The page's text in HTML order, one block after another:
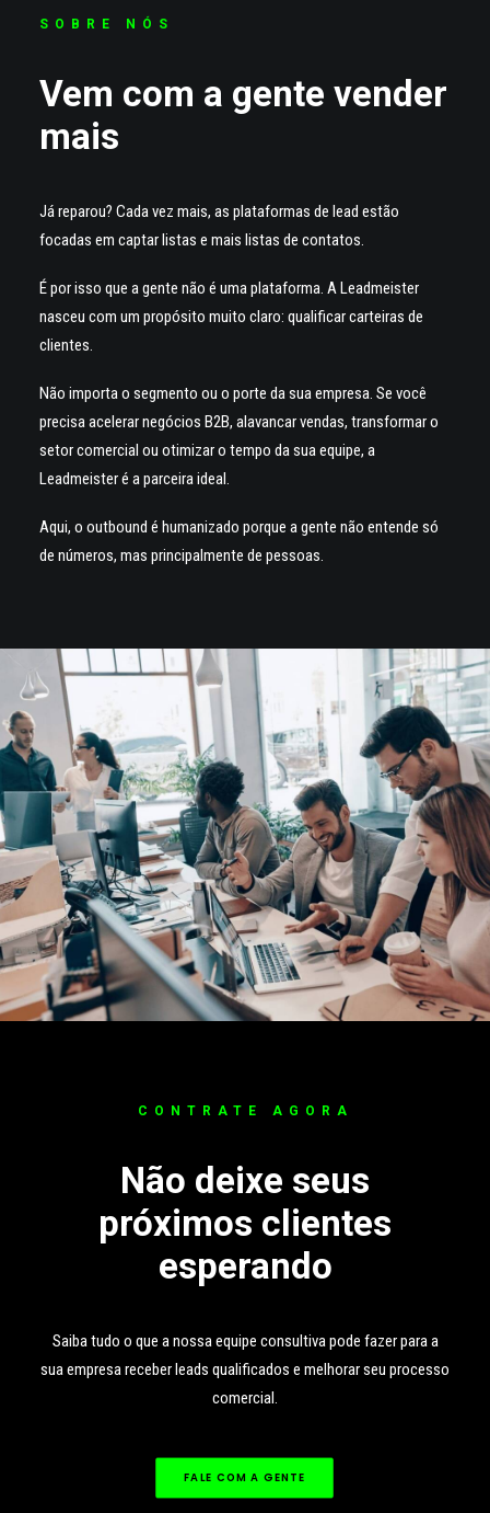
SOBRE NÓS
Vem com a gente vender
mais
Já reparou? Cada vez mais, as plataformas de lead estão
focadas em captar listas e mais listas de contatos.
É por isso que a gente não é uma plataforma. A Leadmeister
nasceu com um propósito muito claro: qualificar carteiras de
clientes.
Não importa o segmento ou o porte da sua empresa. Se você
precisa acelerar negócios B2B, alavancar vendas, transformar o
setor comercial ou otimizar o tempo da sua equipe, a
Leadmeister é a parceira ideal.
Aqui, o outbound é humanizado porque a gente não entende só
de números, mas principalmente de pessoas.
CONTRATE AGORA
Não deixe seus
próximos clientes
esperando
Saiba tudo o que a nossa equipe consultiva pode fazer para a
sua empresa receber leads qualificados e melhorar seu processo
comercial.
FALE COM A GENTE